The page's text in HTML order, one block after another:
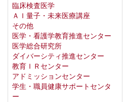
臨床検査医学
ＡＩ量子・未来医療講座
その他
医学・看護学教育推進センター
医学総合研究所
ダイバーシティ推進センター
教育ＩＲセンター
アドミッションセンター
学生・職員健康サポートセンタ
ー